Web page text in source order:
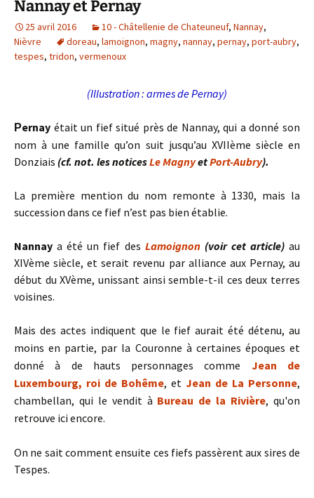
Nannay et Pernay
25 avril 2016 10 - Châtellenie de Chateuneuf, Nannay,
Nièvre
doreau, lamoignon, magny, nannay, pernay, port-aubry,
tespes, tridon, vermenoux
(Illustration : armes de Pernay)
Pernay était un fief situé près de Nannay, qui a donné son
nom à une famille qu’on suit jusqu’au XVIIème siècle en
Donziais (cf. not. les noticesLe MagnyetPort-Aubry).
La première mention du nom remonte à 1330, mais la
succession dans ce fief n’est pas bien établie.
Nannaya été un fief des Lamoignon (voir cet article)au
XIVème siècle, et serait revenu par alliance aux Pernay, au
début du XVème, unissant ainsi semble-t-il ces deux terres
voisines.
Mais des actes indiquent que le fief aurait été détenu, au
moins en partie, par la Couronne à certaines époques et
donné à de hauts personnages comme Jean de
Luxembourg, roi de Bohême, et Jean de La Personne,
chambellan, qui le vendit à Bureau de la Rivière, qu'on
retrouve ici encore.
On ne sait comment ensuite ces fiefs passèrent aux sires de
Tespes.